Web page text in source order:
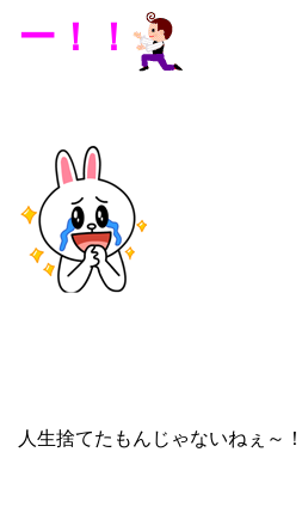
ー！！
人生捨てたもんじゃないねぇ～！